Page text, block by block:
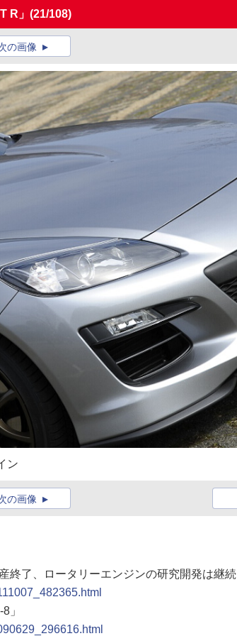
R」 (21/108)
の画像
ン
の画像
終了、ロータリーエンジンの研究開発は継続
」